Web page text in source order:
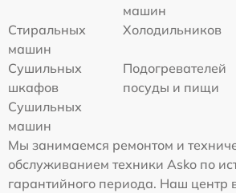
машин
Стиральных
машин
Холодильников
Сушильных
шкафов
Подогревателей
посуды и пищи
Сушильных
машин
Мы занимаемся ремонтом и
обслуживанием техники Asko по
гарантийного периода. Наш центр